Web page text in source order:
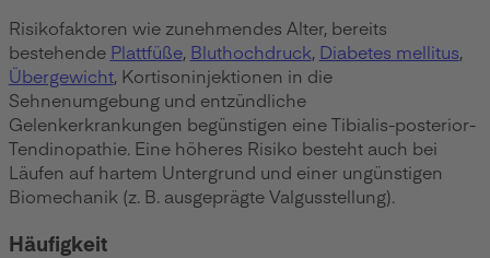
Risikofaktoren wie zunehmendes Alter, bereits
bestehende Plattfüße, Bluthochdruck, Diabetes mellitus,
Übergewicht, Kortisoninjektionen in die
Sehnenumgebung und entzündliche
Gelenkerkrankungen begünstigen eine Tibialis-posterior-
Tendinopathie. Eine höheres Risiko besteht auch bei
Läufen auf hartem Untergrund und einer ungünstigen
Biomechanik (z. B. ausgeprägte Valgusstellung).
Häufigkeit